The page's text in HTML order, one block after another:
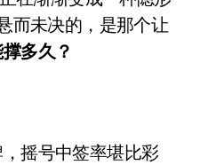
而未决的，是那个让
多久？
摇号中签率堪比彩